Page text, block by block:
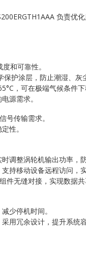
负责优
和可靠性。
护涂层，防止潮湿、灰
，可在极端气候条件下
源需求。
号传输需求。
性。
调整涡轮机输出功率，
持移动设备远程访问，
无缝对接，实现数据共
少停机时间。
用冗余设计，提升系统容